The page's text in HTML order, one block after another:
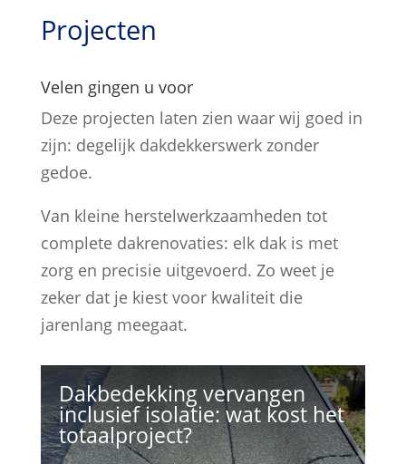
Projecten
Velen gingen u voor
Deze projecten laten zien waar wij goed in
zijn: degelijk dakdekkerswerk zonder
gedoe.
Van kleine herstelwerkzaamheden tot
complete dakrenovaties: elk dak is met
zorg en precisie uitgevoerd. Zo weet je
zeker dat je kiest voor kwaliteit die
jarenlang meegaat.
Dakbedekking vervangen
inclusief isolatie: wat kost het
totaalproject?